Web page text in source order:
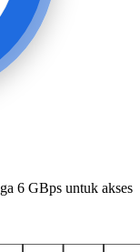
6 GBps untuk akses